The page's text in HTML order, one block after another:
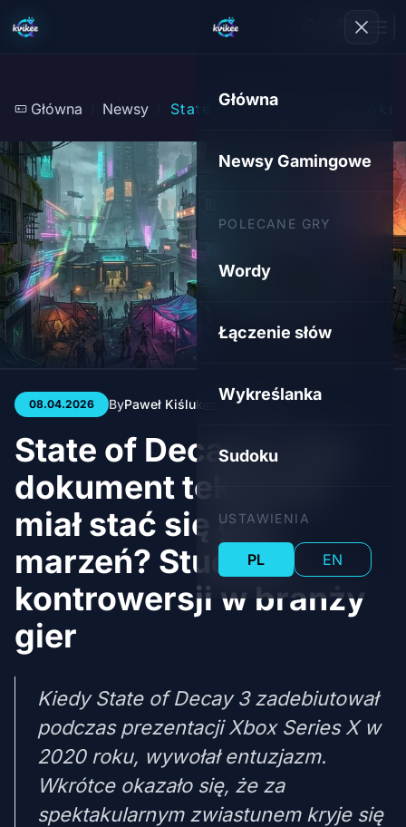
Główna
Newsy Gamingowe
POLECANE GRY
Wordy
Łączenie słów
Wykreślanka
Sudoku
USTAWIENIA
PL EN
Główna Newsy State of Decay 3: Czy
08.04.2026 ByPaweł Kiśluk 3 min 50
State of Decay 3: Czy
dokument tekstowy
miał stać się grą
marzeń? Studium
kontrowersji w branży
gier
Kiedy State of Decay 3 zadebiutował
podczas prezentacji Xbox Series X w
2020 roku, wywołał entuzjazm.
Wkrótce okazało się, że za
spektakularnym zwiastunem kryje się